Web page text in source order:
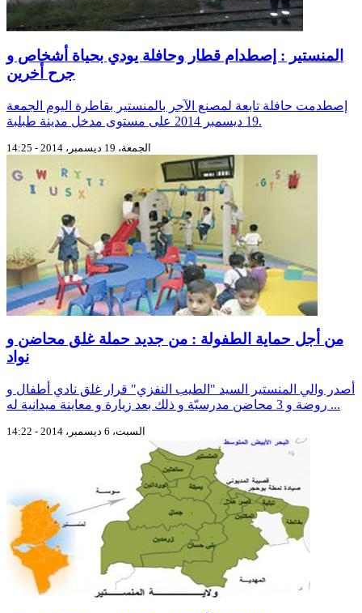
المنستير : إصطدام قطار وحافلة يودي بحياة أشخاص و
جرح أخرين
إصطدمت حافلة تابعة لمصنع الآجر بالمنستير بقاطرة اليوم الجمعة
19 ديسمبر 2014 على مستوى مدخل مدينة طبلبة.
الجمعة، 19 ديسمبر، 2014 - 14:25
من أجل حماية الطفولة : من جديد حملة غلق محاضن و
نواد
أصدر والي المنستير السيد "الطيب النفزي" قرار غلق نادي أطفال و
روضة و 3 محاضن مدرسيّة و ذلك بعد زيارة و معاينة ميدانية له ...
السبت، 6 ديسمبر، 2014 - 14:22